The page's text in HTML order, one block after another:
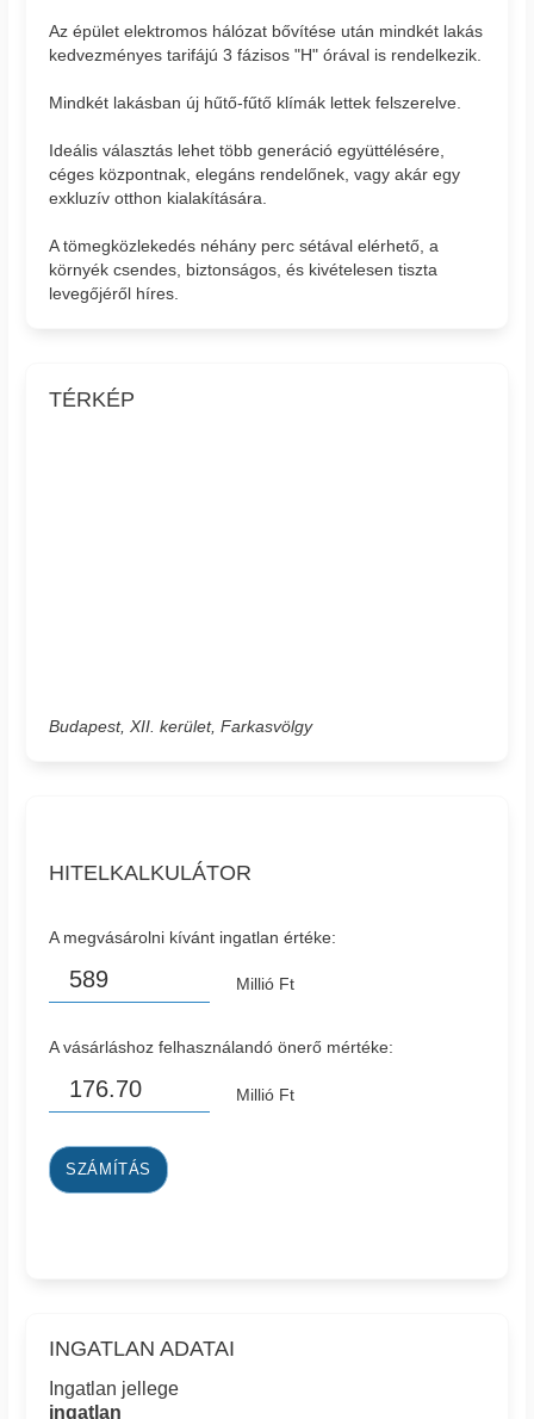
Az épület elektromos hálózat bővítése után mindkét lakás
kedvezményes tarifájú 3 fázisos "H" órával is rendelkezik.
Mindkét lakásban új hűtő-fűtő klímák lettek felszerelve.
Ideális választás lehet több generáció együttélésére,
céges központnak, elegáns rendelőnek, vagy akár egy
exkluzív otthon kialakítására.
A tömegközlekedés néhány perc sétával elérhető, a
környék csendes, biztonságos, és kivételesen tiszta
levegőjéről híres.
TÉRKÉP
Budapest, XII. kerület, Farkasvölgy
HITELKALKULÁTOR
A megvásárolni kívánt ingatlan értéke:
Millió Ft
A vásárláshoz felhasználandó önerő mértéke:
Millió Ft
SZÁMÍTÁS
INGATLAN ADATAI
Ingatlan jellege
ingatlan